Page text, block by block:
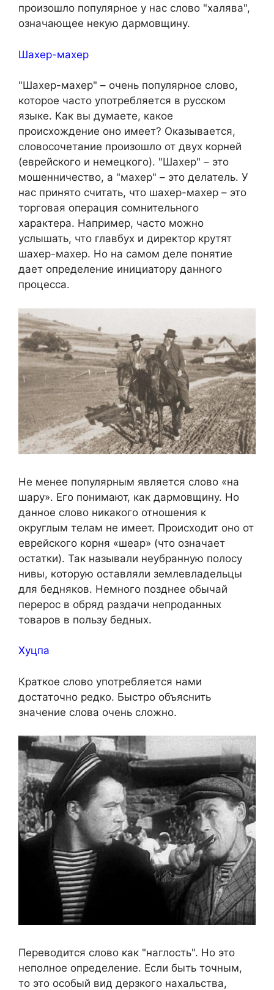
произошло популярное у нас слово "халява",
означающее некую дармовщину.
Шахер-махер
"Шахер-махер" – очень популярное слово,
которое часто употребляется в русском
языке. Как вы думаете, какое
происхождение оно имеет? Оказывается,
словосочетание произошло от двух корней
(еврейского и немецкого). "Шахер" – это
мошенничество, а "махер" – это делатель. У
нас принято считать, что шахер-махер – это
торговая операция сомнительного
характера. Например, часто можно
услышать, что главбух и директор крутят
шахер-махер. Но на самом деле понятие
дает определение инициатору данного
процесса.
Не менее популярным является слово «на
шару». Его понимают, как дармовщину. Но
данное слово никакого отношения к
округлым телам не имеет. Происходит оно от
еврейского корня «шеар» (что означает
остатки). Так называли неубранную полосу
нивы, которую оставляли землевладельцы
для бедняков. Немного позднее обычай
перерос в обряд раздачи непроданных
товаров в пользу бедных.
Хуцпа
Краткое слово употребляется нами
достаточно редко. Быстро объяснить
значение слова очень сложно.
Переводится слово как "наглость". Но это
неполное определение. Если быть точным,
то это особый вид дерзкого нахальства,